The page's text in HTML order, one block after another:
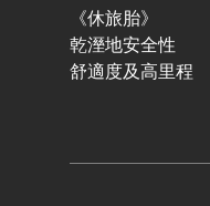
《休旅胎》
乾溼地安全性
舒適度及高里程